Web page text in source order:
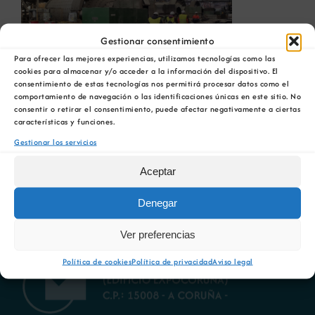
Gestionar consentimiento
Para ofrecer las mejores experiencias, utilizamos tecnologías como las
cookies para almacenar y/o acceder a la información del dispositivo. El
consentimiento de estas tecnologías nos permitirá procesar datos como el
comportamiento de navegación o las identificaciones únicas en este sitio. No
consentir o retirar el consentimiento, puede afectar negativamente a ciertas
características y funciones.
Gestionar los servicios
Aceptar
Denegar
Ver preferencias
Política de cookiesPolítica de privacidadAviso legal
Portal de empleo